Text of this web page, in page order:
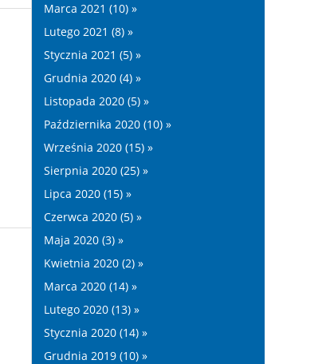
Marca 2021 (10) »
Lutego 2021 (8) »
Stycznia 2021 (5) »
Grudnia 2020 (4) »
Listopada 2020 (5) »
Października 2020 (10) »
Września 2020 (15) »
Sierpnia 2020 (25) »
Lipca 2020 (15) »
Czerwca 2020 (5) »
Maja 2020 (3) »
Kwietnia 2020 (2) »
Marca 2020 (14) »
Lutego 2020 (13) »
Stycznia 2020 (14) »
Grudnia 2019 (10) »